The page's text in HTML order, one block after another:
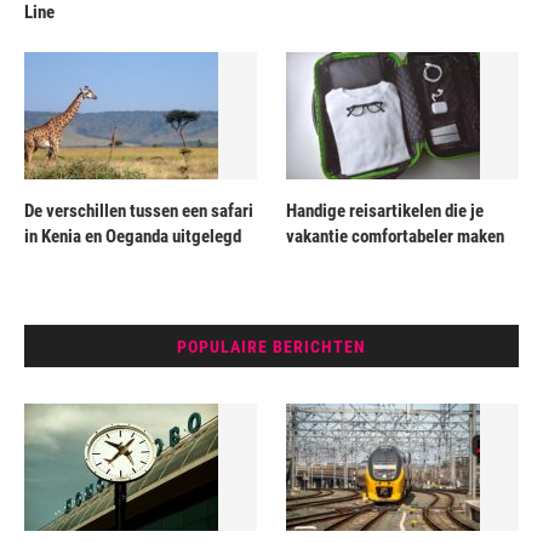
Line
De verschillen tussen een safari
in Kenia en Oeganda uitgelegd
Handige reisartikelen die je
vakantie comfortabeler maken
POPULAIRE BERICHTEN